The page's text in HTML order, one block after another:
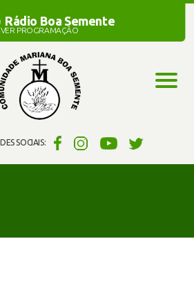
SOCIAIS:
Rádio Boa Semente
Rádio Boa Semente
VER PROGRAMAÇÃO